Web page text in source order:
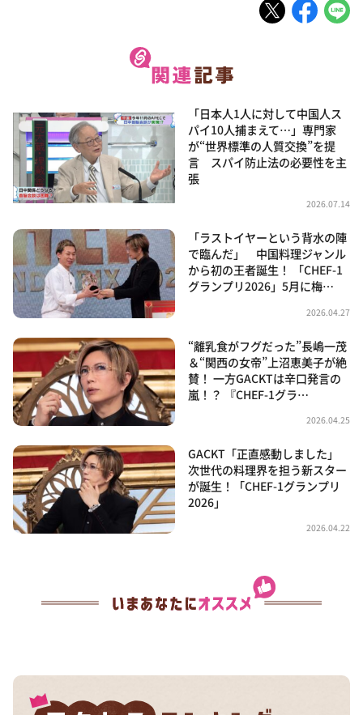
「日本人1人に対して中国人ス
パイ10人捕まえて…」専門家
が“世界標準の人質交換”を提
言 スパイ防止法の必要性を主
張
2026.07.14
「ラストイヤーという背水の陣
で臨んだ」 中国料理ジャンル
から初の王者誕生！ 「CHEF-1
グランプリ2026」5月に梅…
2026.04.27
“離乳食がフグだった”長嶋一茂
＆“関西の女帝”上沼恵美子が絶
賛！ 一方GACKTは辛口発言の
嵐！？ 『CHEF-1グラ…
2026.04.25
GACKT「正直感動しました」
次世代の料理界を担う新スター
が誕生！「CHEF-1グランプリ
2026」
2026.04.22